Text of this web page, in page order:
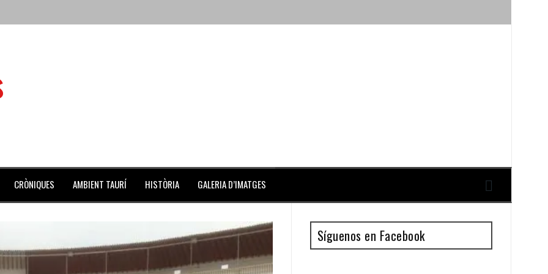
de julio repleto de actividades
Coliseo Balear
CRÒNIQUES AMBIENT TAURÍ HISTÒRIA GALERIA D’IMATGES
Síguenos en Facebook